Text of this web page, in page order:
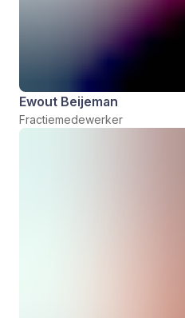
Ewout Beijeman
Fractiemedewerker